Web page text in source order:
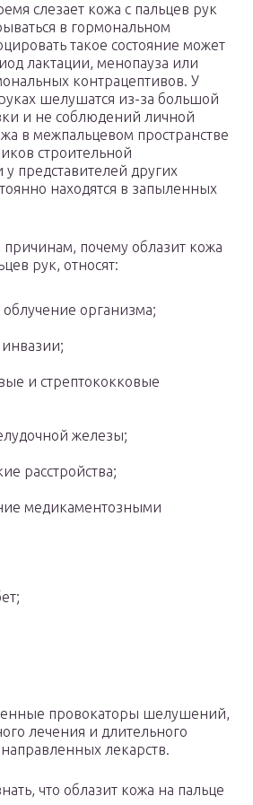
слезает кожа с пальцев рук
в гормональном
такое состояние может
лактации, менопауза или
контрацептивов. У
шелушатся из-за большой
и не соблюдений личной
в межпальцевом пространстве
строительной
представителей других
находятся в запыленных
почему облазит кожа
рук, относят:
организма;
и стрептококковые
железы;
расстройства;
медикаментозными
провокаторы шелушений,
лечения и длительного
лекарств.
что облазит кожа на пальце